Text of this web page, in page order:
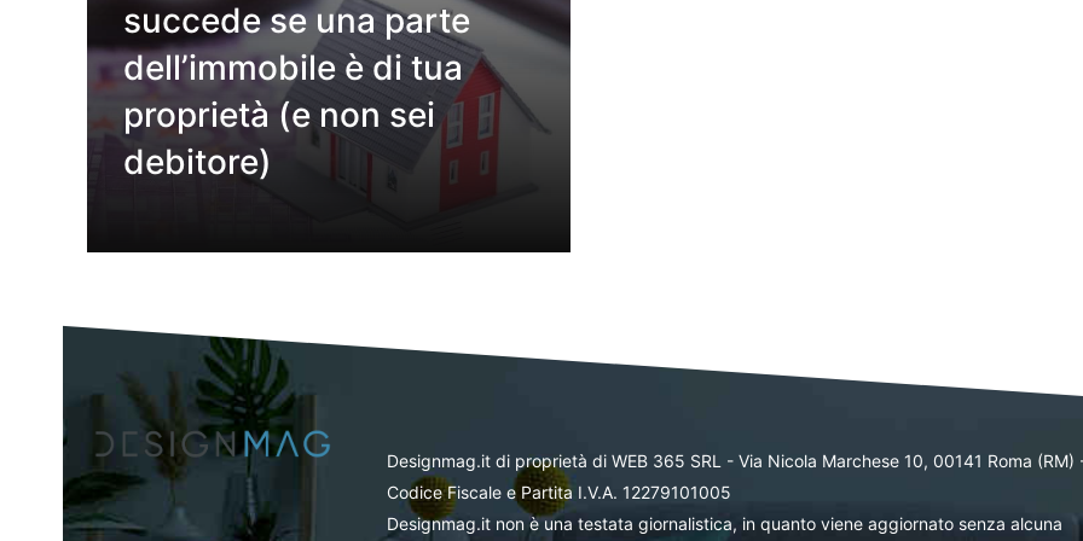
succede se una parte
dell’immobile è di tua
proprietà (e non sei
debitore)
Designmag.it di proprietà di WEB 365 SRL - Via Nicola Marchese 10, 00141 Roma (RM)
Codice Fiscale e Partita I.V.A. 12279101005
Designmag.it non è una testata giornalistica, in quanto viene aggiornato senza alcuna